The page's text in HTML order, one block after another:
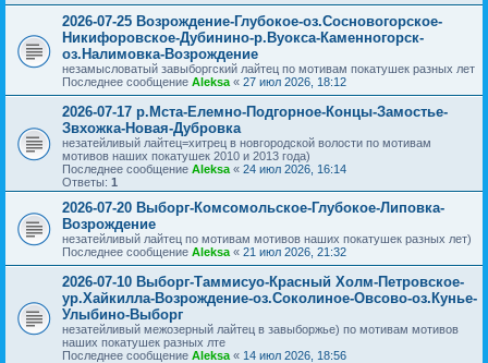
2026-07-25 Возрождение-Глубокое-оз.Сосновогорское-
Никифоровское-Дубинино-р.Вуокса-Каменногорск-
оз.Налимовка-Возрождение
незамысловатый завыборгский лайтец по мотивам покатушек разных лет
Последнее сообщение Aleksa « 27 июл 2026, 18:12
2026-07-17 р.Мста-Елемно-Подгорное-Концы-Замостье-
Звхожка-Новая-Дубровка
незатейливый лайтец=хитрец в новгородской волости по мотивам
мотивов наших покатушек 2010 и 2013 года)
Последнее сообщение Aleksa « 24 июл 2026, 16:14
Ответы: 1
2026-07-20 Выборг-Комсомольское-Глубокое-Липовка-
Возрождение
незатейливый лайтец по мотивам мотивов наших покатушек разных лет)
Последнее сообщение Aleksa « 21 июл 2026, 21:32
2026-07-10 Выборг-Таммисуо-Красный Холм-Петровское-
ур.Хайкилла-Возрождение-оз.Соколиное-Овсово-оз.Кунье-
Улыбино-Выборг
незатейливый межозерный лайтец в завыборжье) по мотивам мотивов
наших покатушек разных лте
Последнее сообщение Aleksa « 14 июл 2026, 18:56